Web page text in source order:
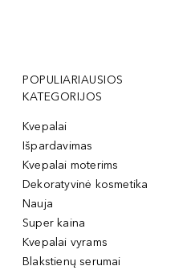
POPULIARIAUSIOS
KATEGORIJOS
Kvepalai
Išpardavimas
Kvepalai moterims
Dekoratyvinė kosmetika
Nauja
Super kaina
Kvepalai vyrams
Blakstienų serumai